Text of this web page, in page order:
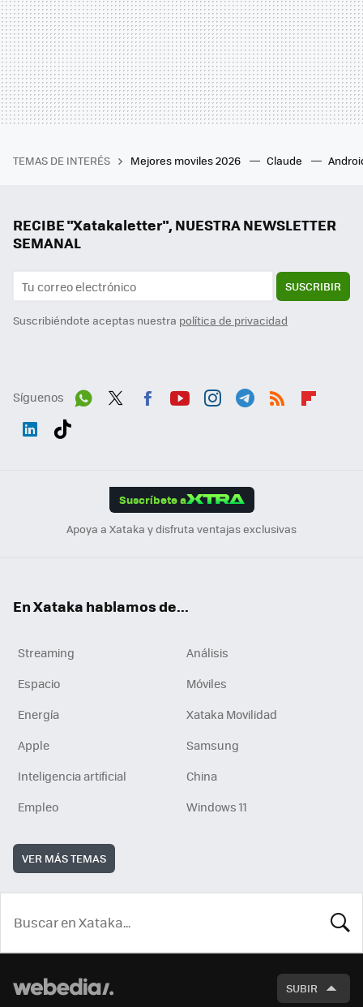
TEMAS DE INTERÉS Mejores moviles 2026 Claude
RECIBE "Xatakaletter", NUESTRA NEWSLETTER
SEMANAL
SUSCRIBIR
Suscribiéndote aceptas nuestra política de privacidad
Síguenos
Suscríbete a
Apoya a Xataka y disfruta ventajas exclusivas
En Xataka hablamos de...
Streaming
Análisis
Espacio
Móviles
Energía
Xataka Movilidad
Apple
Samsung
Inteligencia artificial
China
Empleo
Windows 11
VER MÁS TEMAS
SUBIR